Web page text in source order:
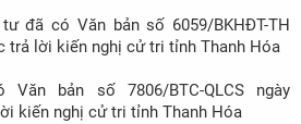
đã có Văn bản số 6059/BKHĐT-TH
trả lời kiến nghị cử tri tỉnh Thanh Hóa
bản số 7806/BTC-QLCS ngày
kiến nghị cử tri tỉnh Thanh Hóa